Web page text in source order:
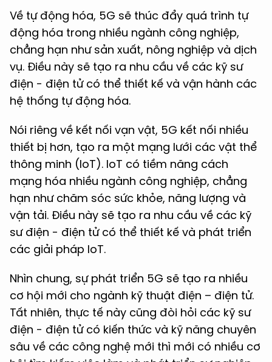
Về tự động hóa, 5G sẽ thúc đẩy quá trình tự
động hóa trong nhiều ngành công nghiệp,
chẳng hạn như sản xuất, nông nghiệp và dịch
vụ. Điều này sẽ tạo ra nhu cầu về các kỹ sư
điện - điện tử có thể thiết kế và vận hành các
hệ thống tự động hóa.
Nói riêng về kết nối vạn vật, 5G kết nối nhiều
thiết bị hơn, tạo ra một mạng lưới các vật thể
thông minh (IoT). IoT có tiềm năng cách
mạng hóa nhiều ngành công nghiệp, chẳng
hạn như chăm sóc sức khỏe, năng lượng và
vận tải. Điều này sẽ tạo ra nhu cầu về các kỹ
sư điện - điện tử có thể thiết kế và phát triển
các giải pháp IoT.
Nhìn chung, sự phát triển 5G sẽ tạo ra nhiều
cơ hội mới cho ngành kỹ thuật điện – điện tử.
Tất nhiên, thực tế này cũng đòi hỏi các kỹ sư
điện - điện tử có kiến thức và kỹ năng chuyên
sâu về các công nghệ mới thì mới có nhiều cơ